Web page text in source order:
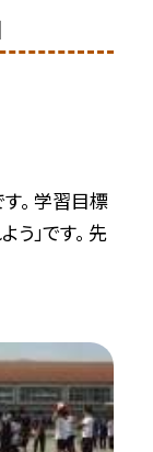
。 学習目標
う」です。 先